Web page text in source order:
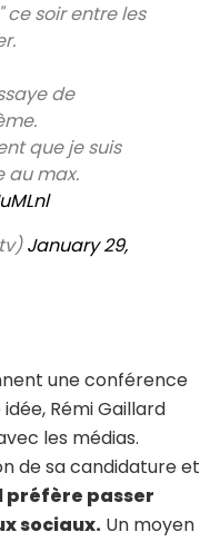
ce soir entre les
de
que je suis
au max.
January 29,
une conférence
Rémi Gaillard
les médias.
de sa candidature et
préfère passer
sociaux. Un moyen